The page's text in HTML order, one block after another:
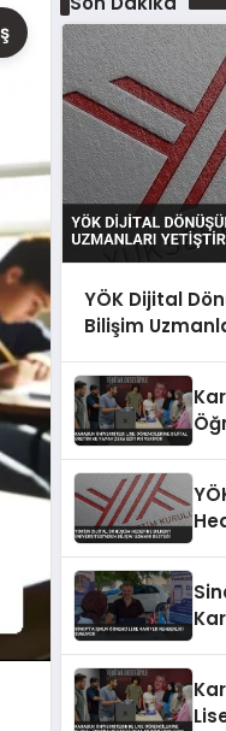
YÖK Dijital
Bilişim